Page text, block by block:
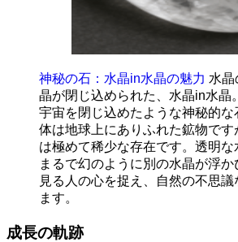
神秘の石：水晶in水晶の魅力 水晶
晶が閉じ込められた、水晶in水晶
宇宙を閉じ込めたような神秘的な
体は地球上にありふれた鉱物です
は極めて稀少な存在です。透明な
まるで幻のように別の水晶が浮か
見る人の心を捉え、自然の不思
ます。
成長の軌跡